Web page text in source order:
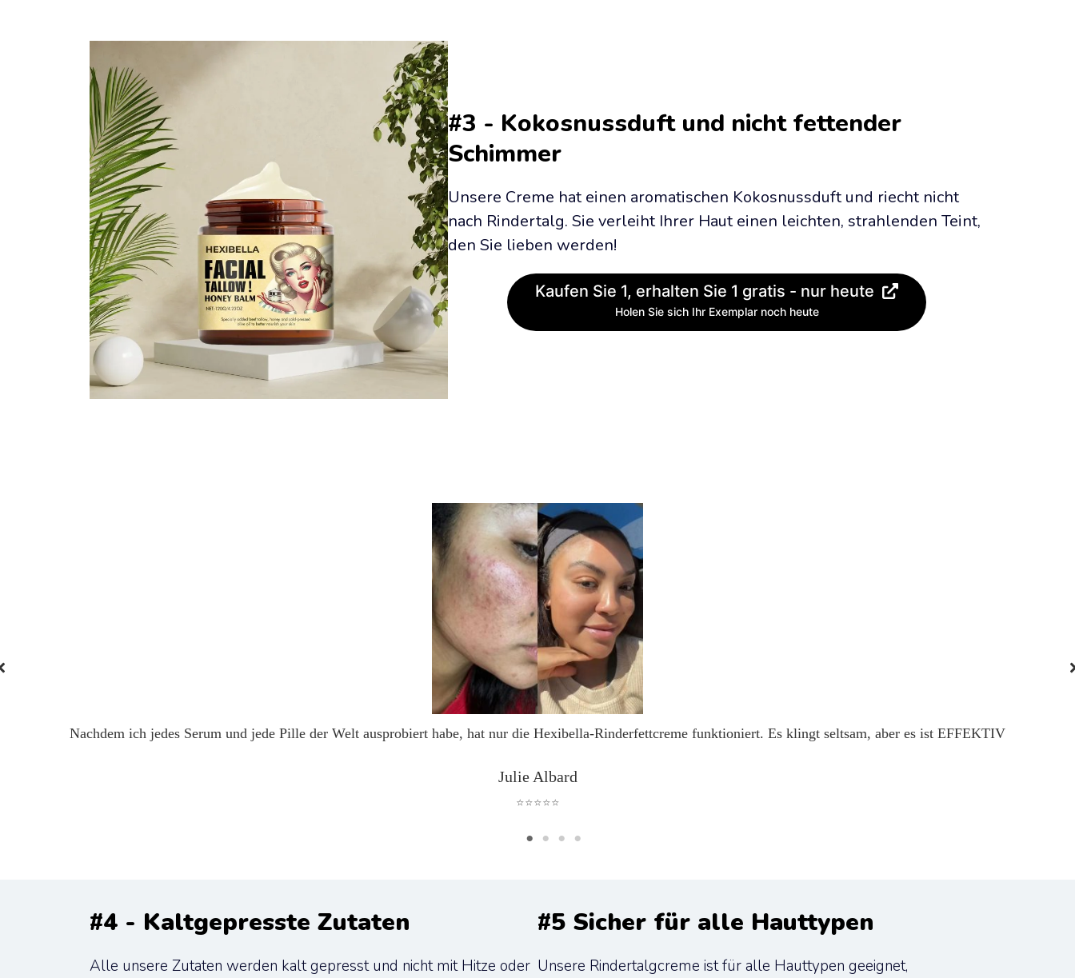
#3 - Kokosnussduft und nicht fettender
Schimmer
Unsere Creme hat einen aromatischen Kokosnussduft und riecht nicht
nach Rindertalg. Sie verleiht Ihrer Haut einen leichten, strahlenden Teint,
den Sie lieben werden!
Kaufen Sie 1, erhalten Sie 1 gratis - nur heute
Holen Sie sich Ihr Exemplar noch heute
Nachdem ich jedes Serum und jede Pille der Welt ausprobiert habe, hat nur die Hexibella-Rinderfettcreme funktioniert. Es klingt seltsam, aber es ist EFFEKTIV
Julie Albard
⭐⭐⭐⭐⭐
#4 - Kaltgepresste Zutaten
Alle unsere Zutaten werden kalt gepresst und nicht mit Hitze oder
#5 Sicher für alle Hauttypen
Unsere Rindertalgcreme ist für alle Hauttypen geeignet,